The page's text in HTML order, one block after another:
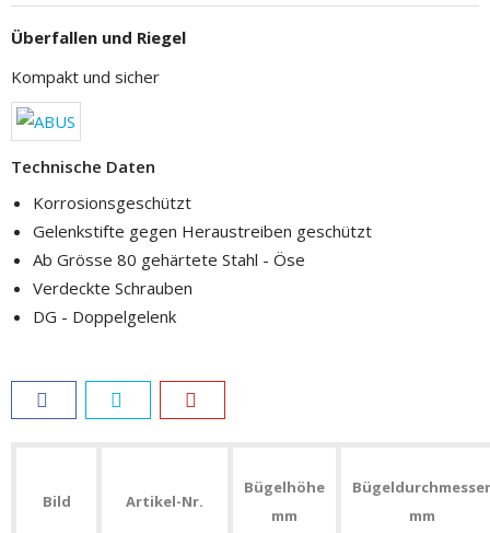
Überfallen und Riegel
Kompakt und sicher
Technische Daten
Korrosionsgeschützt
Gelenkstifte gegen Heraustreiben geschützt
Ab Grösse 80 gehärtete Stahl - Öse
Verdeckte Schrauben
DG - Doppelgelenk
Bild Artikel-Nr.
Bügelhöhe
mm
Bügeldurchmesser
mm